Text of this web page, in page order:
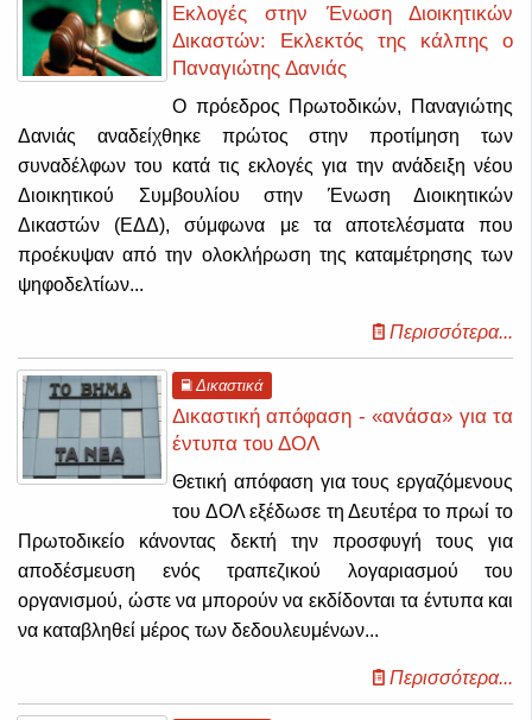
Εκλογές στην Ένωση Διοικητικών
Δικαστών: Εκλεκτός της κάλπης ο
Παναγιώτης Δανιάς
Ο πρόεδρος Πρωτοδικών, Παναγιώτης
Δανιάς αναδείχθηκε πρώτος στην προτίμηση των
συναδέλφων του κατά τις εκλογές για την ανάδειξη νέου
Διοικητικού Συμβουλίου στην Ένωση Διοικητικών
Δικαστών (ΕΔΔ), σύμφωνα με τα αποτελέσματα που
προέκυψαν από την ολοκλήρωση της καταμέτρησης των
ψηφοδελτίων...
Περισσότερα...
Δικαστικά
Δικαστική απόφαση - «ανάσα» για τα
έντυπα του ΔΟΛ
Θετική απόφαση για τους εργαζόμενους
του ΔΟΛ εξέδωσε τη Δευτέρα το πρωί το
Πρωτοδικείο κάνοντας δεκτή την προσφυγή τους για
αποδέσμευση ενός τραπεζικού λογαριασμού του
οργανισμού, ώστε να μπορούν να εκδίδονται τα έντυπα και
να καταβληθεί μέρος των δεδουλευμένων...
Περισσότερα...